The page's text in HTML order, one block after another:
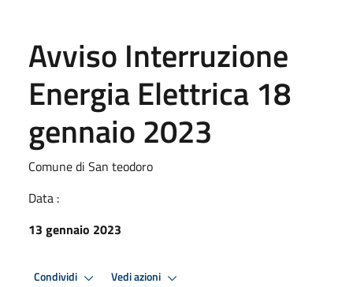
Avviso Interruzione
Energia Elettrica 18
gennaio 2023
Comune di San teodoro
Data :
13 gennaio 2023
Condividi Vedi azioni